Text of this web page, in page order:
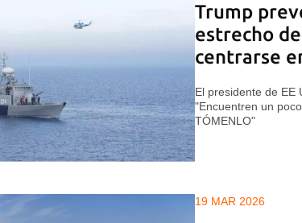
Trump
estrecho
centrarse
El presidente de EE
"Encuentren un
TÓMENLO"
19 MAR 2026